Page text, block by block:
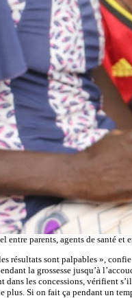
entre parents, agents de santé et
résultats sont palpables »,
la grossesse jusqu’à
les concessions, vérifient
plus. Si on fait ça pendant un